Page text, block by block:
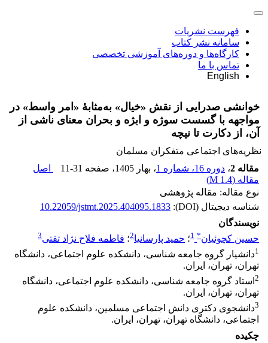
فهرست نشریات
سامانه نشر کتاب
کارگاه‌ها و دوره‌های آموزشی تخصصی
تماس با ما
English
خوانشی صدرایی از نقش «خیال» به‌مثابۀ «امر واسط» در
مواجهه با گسست سوژه و ابژه و بحران معنای ناشی از
آن، از دکارت تا نیچه
نظریه‌های اجتماعی متفکران مسلمان
مقاله 2
، دوره 16، شماره 1 ، بهار 1405 ، صفحه 11-31
اصل
مقاله (1.4 M
)
نوع مقاله: مقاله پژوهشی
شناسه دیجیتال (DOI):
10.22059/jstmt.2025.404095.1833
نویسندگان
حسین کچوئیان*
1؛ حمید پارسانیا2؛ فاطمه فلاح نژاد تفتی3
1دانشیار گروه جامعه شناسی، دانشکده علوم اجتماعی، دانشگاه
تهران، تهران، ایران.
2 استاد گروه جامعه شناسی، دانشکده علوم اجتماعی، دانشگاه
تهران، تهران، ایران.
3دانشجوی دکتری دانش اجتماعی مسلمین، دانشکده علوم
اجتماعی، دانشگاه تهران، تهران، ایران.
چکیده